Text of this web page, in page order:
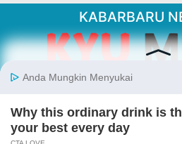
KABARBARU
Kabarbaru.co
inspiratif dari sudut